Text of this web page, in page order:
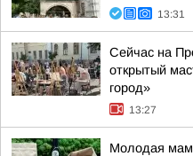
13:31
Сейчас на
открытый
город»
13:27
Молодая